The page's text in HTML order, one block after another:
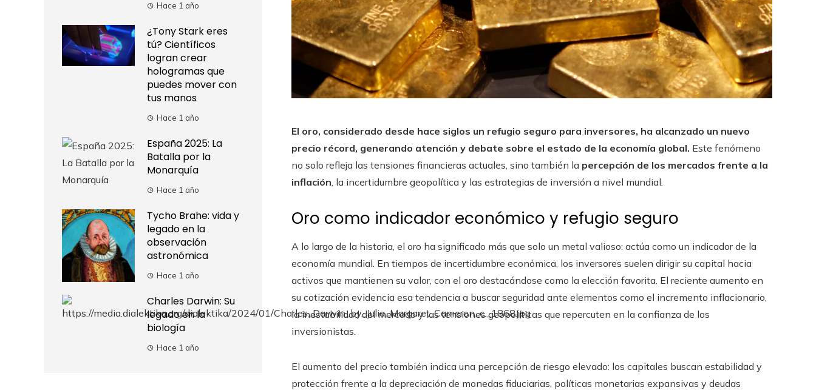
El oro, considerado desde hace siglos un refugio seguro para inversores, ha alcanzado un nuevo
precio récord, generando atención y debate sobre el estado de la economía global. Este fenómeno
no solo refleja las tensiones financieras actuales, sino también la percepción de los mercados frente a la
inflación , la incertidumbre geopolítica y las estrategias de inversión a nivel mundial.
Oro como indicador económico y refugio seguro
A lo largo de la historia, el oro ha significado más que solo un metal valioso: actúa como un indicador de la
economía mundial. En tiempos de incertidumbre económica, los inversores suelen dirigir su capital hacia
activos que mantienen su valor, con el oro destacándose como la elección favorita. El reciente aumento en
su cotización evidencia esa tendencia a buscar seguridad ante elementos como el incremento inflacionario,
la inestabilidad del mercado y las tensiones geopolíticas que repercuten en la confianza de los
inversionistas.
El aumento del precio también indica una percepción de riesgo elevado: los capitales buscan estabilidad y
protección frente a la depreciación de monedas fiduciarias, políticas monetarias expansivas y deudas
Hace 1 año
¿Tony Stark eres
tú? Científicos
logran crear
hologramas que
puedes mover con
tus manos
Hace 1 año
España 2025: La
Batalla por la
Monarquía
Hace 1 año
Tycho Brahe: vida y
legado en la
observación
astronómica
Hace 1 año
Charles Darwin: Su
legado en la
biología
Hace 1 año